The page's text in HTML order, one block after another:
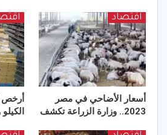
اقتصاد
أسعار الأضاحي في مصر
2023.. وزارة الزراعة تكشف
الكيلو